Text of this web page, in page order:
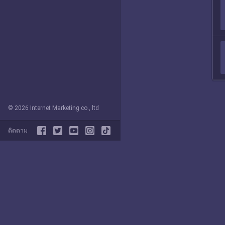
© 2026 Internet Marketing co., ltd
ติดตาม